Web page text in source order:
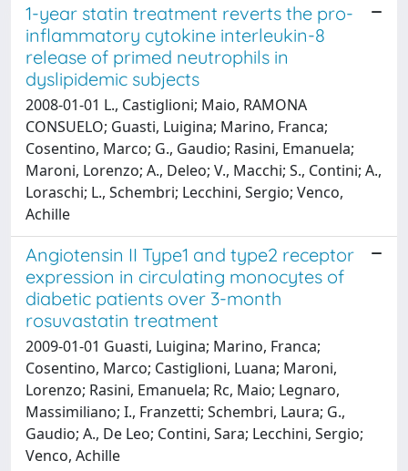
1-year statin treatment reverts the pro-
inflammatory cytokine interleukin-8
release of primed neutrophils in
dyslipidemic subjects
2008-01-01 L., Castiglioni; Maio, RAMONA
CONSUELO; Guasti, Luigina; Marino, Franca;
Cosentino, Marco; G., Gaudio; Rasini, Emanuela;
Maroni, Lorenzo; A., Deleo; V., Macchi; S., Contini; A.,
Loraschi; L., Schembri; Lecchini, Sergio; Venco,
Achille
Angiotensin II Type1 and type2 receptor
expression in circulating monocytes of
diabetic patients over 3-month
rosuvastatin treatment
2009-01-01 Guasti, Luigina; Marino, Franca;
Cosentino, Marco; Castiglioni, Luana; Maroni,
Lorenzo; Rasini, Emanuela; Rc, Maio; Legnaro,
Massimiliano; I., Franzetti; Schembri, Laura; G.,
Gaudio; A., De Leo; Contini, Sara; Lecchini, Sergio;
Venco, Achille